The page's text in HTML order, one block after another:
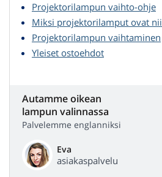
Projektorilampun vaihto-ohje
Miksi projektorilamput ovat
Projektorilampun vaihtaminen
Yleiset ostoehdot
Autamme oikean
lampun valinnassa
Palvelemme englanniksi
Eva
asiakaspalvelu